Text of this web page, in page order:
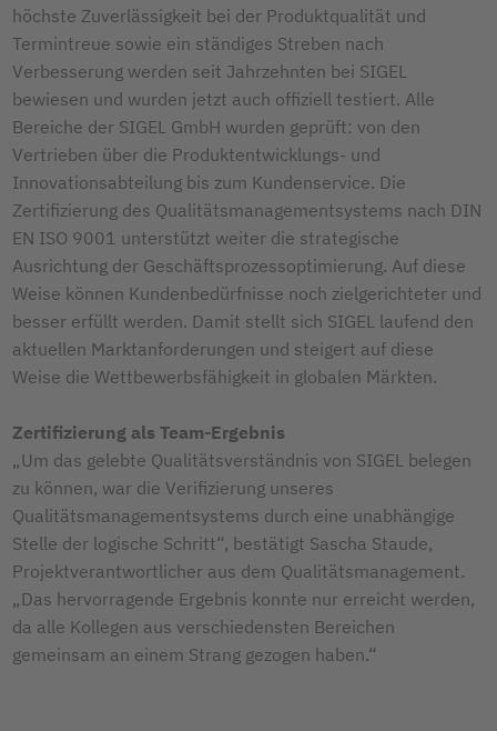
höchste Zuverlässigkeit bei der Produktqualität und
Termintreue sowie ein ständiges Streben nach
Verbesserung werden seit Jahrzehnten bei SIGEL
bewiesen und wurden jetzt auch offiziell testiert. Alle
Bereiche der SIGEL GmbH wurden geprüft: von den
Vertrieben über die Produktentwicklungs- und
Innovationsabteilung bis zum Kundenservice. Die
Zertifizierung des Qualitätsmanagementsystems nach DIN
EN ISO 9001 unterstützt weiter die strategische
Ausrichtung der Geschäftsprozessoptimierung. Auf diese
Weise können Kundenbedürfnisse noch zielgerichteter und
besser erfüllt werden. Damit stellt sich SIGEL laufend den
aktuellen Marktanforderungen und steigert auf diese
Weise die Wettbewerbsfähigkeit in globalen Märkten.
Zertifizierung als Team-Ergebnis
„Um das gelebte Qualitätsverständnis von SIGEL belegen
zu können, war die Verifizierung unseres
Qualitätsmanagementsystems durch eine unabhängige
Stelle der logische Schritt“, bestätigt Sascha Staude,
Projektverantwortlicher aus dem Qualitätsmanagement.
„Das hervorragende Ergebnis konnte nur erreicht werden,
da alle Kollegen aus verschiedensten Bereichen
gemeinsam an einem Strang gezogen haben.“